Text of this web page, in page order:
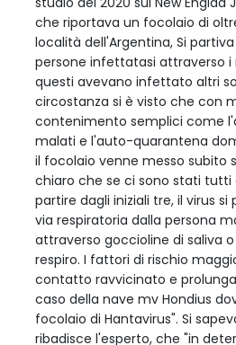
che riportava un focolaio di
località dell'Argentina, Si
persone infettatasi attraverso
questi avevano infettato altri
circostanza si è visto che con
contenimento semplici come
malati e l'auto-quarantena
il focolaio venne messo subito
chiaro che se ci sono stati tutti
partire dagli iniziali tre, il virus
via respiratoria dalla persona
attraverso goccioline di saliva
respiro. I fattori di rischio
contatto ravvicinato e
caso della nave mv Hondius
focolaio di Hantavirus". Si
ribadisce l'esperto, che "in